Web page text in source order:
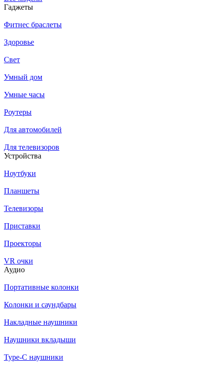
Гаджеты
Фитнес браслеты
Здоровье
Свет
Умный дом
Умные часы
Роутеры
Для автомобилей
Для телевизоров
Устройства
Ноутбуки
Планшеты
Телевизоры
Приставки
Проекторы
VR очки
Аудио
Портативные колонки
Колонки и саундбары
Накладные наушники
Наушники вкладыши
Type-C наушники